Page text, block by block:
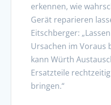
erkennen, wie
Gerät reparieren
Eitschberger:
Ursachen im Voraus
kann Würth
Ersatzteile
bringen.“